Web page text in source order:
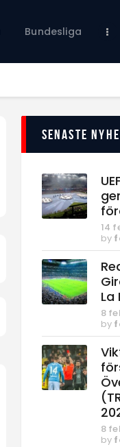
Bundesliga
Senaste
14
by
La
8
by
8
by